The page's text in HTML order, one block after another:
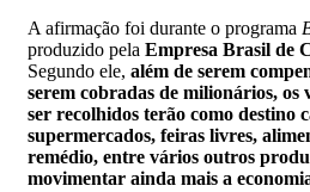
A afirmação foi durante o programa
produzido pela Empresa Brasil de
Segundo ele, além de serem
serem cobradas de milionários, os
ser recolhidos terão como destino
supermercados, feiras livres,
remédio, entre vários outros
movimentar ainda mais a